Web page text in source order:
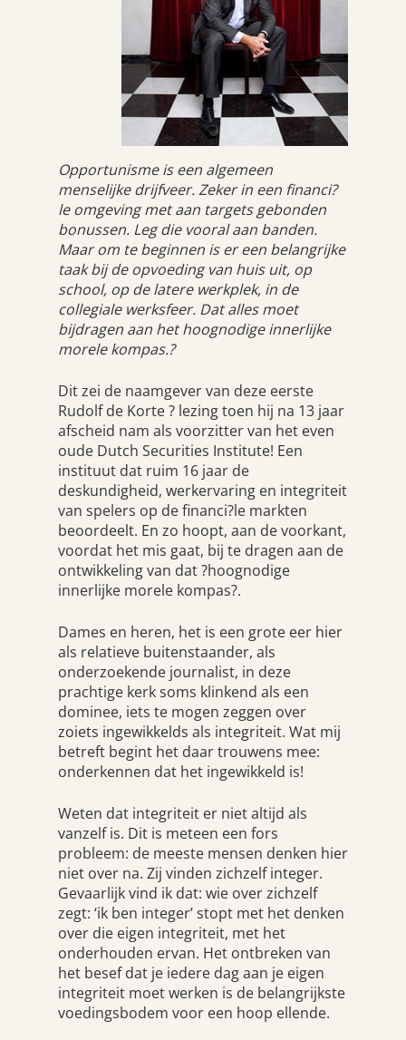
Opportunisme is een algemeen
menselijke drijfveer. Zeker in een financi?
le omgeving met aan targets gebonden
bonussen. Leg die vooral aan banden.
Maar om te beginnen is er een belangrijke
taak bij de opvoeding van huis uit, op
school, op de latere werkplek, in de
collegiale werksfeer. Dat alles moet
bijdragen aan het hoognodige innerlijke
morele kompas.?
Dit zei de naamgever van deze eerste
Rudolf de Korte ? lezing toen hij na 13 jaar
afscheid nam als voorzitter van het even
oude Dutch Securities Institute! Een
instituut dat ruim 16 jaar de
deskundigheid, werkervaring en integriteit
van spelers op de financi?le markten
beoordeelt. En zo hoopt, aan de voorkant,
voordat het mis gaat, bij te dragen aan de
ontwikkeling van dat ?hoognodige
innerlijke morele kompas?.
Dames en heren, het is een grote eer hier
als relatieve buitenstaander, als
onderzoekende journalist, in deze
prachtige kerk soms klinkend als een
dominee, iets te mogen zeggen over
zoiets ingewikkelds als integriteit. Wat mij
betreft begint het daar trouwens mee:
onderkennen dat het ingewikkeld is!
Weten dat integriteit er niet altijd als
vanzelf is. Dit is meteen een fors
probleem: de meeste mensen denken hier
niet over na. Zij vinden zichzelf integer.
Gevaarlijk vind ik dat: wie over zichzelf
zegt: ‘ik ben integer’ stopt met het denken
over die eigen integriteit, met het
onderhouden ervan. Het ontbreken van
het besef dat je iedere dag aan je eigen
integriteit moet werken is de belangrijkste
voedingsbodem voor een hoop ellende.